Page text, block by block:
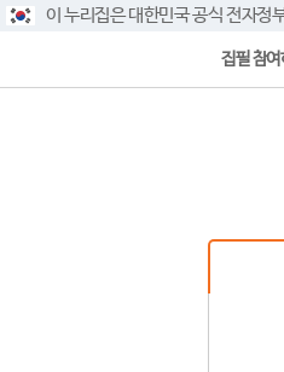
이 누리집은 대한민국 공식 전자정
집필 참여